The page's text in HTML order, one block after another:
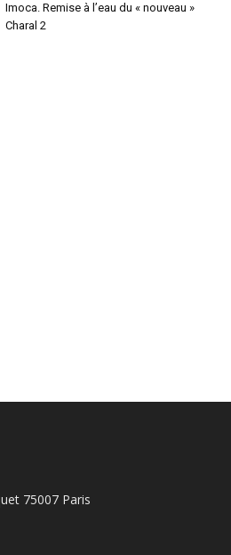
Imoca. Remise à l’eau du « nouveau »
Charal 2
75007 Paris